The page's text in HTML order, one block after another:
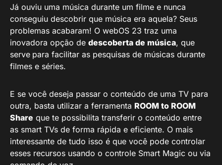
Já ouviu uma música durante um filme e nunca
conseguiu descobrir que música era aquela? Seus
problemas acabaram! O webOS 23 traz uma
inovadora opção de descoberta de música, que
serve para facilitar as pesquisas de músicas durante
filmes e séries.
E se você deseja passar o conteúdo de uma TV para
outra, basta utilizar a ferramenta ROOM to ROOM
Share que te possibilita transferir o conteúdo entre
as smart TVs de forma rápida e eficiente. O mais
interessante de tudo isso é que você pode controlar
esses recursos usando o controle Smart Magic ou via